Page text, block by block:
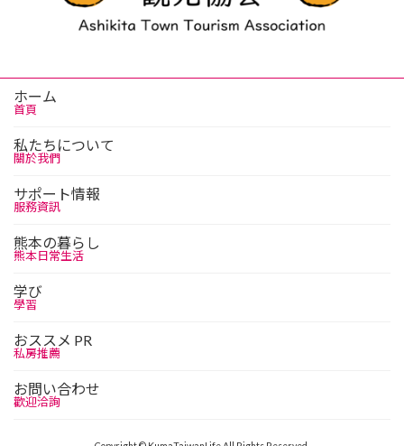
ホーム
首頁
私たちについて
關於我們
サポート情報
服務資訊
熊本の暮らし
熊本日常生活
学び
學習
おススメ PR
私房推薦
お問い合わせ
歡迎洽詢